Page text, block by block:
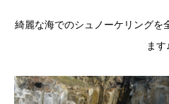
綺麗な海でのシュノーケリングを
ます